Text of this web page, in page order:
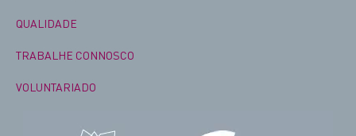
QUALIDADE
TRABALHE CONNOSCO
VOLUNTARIADO